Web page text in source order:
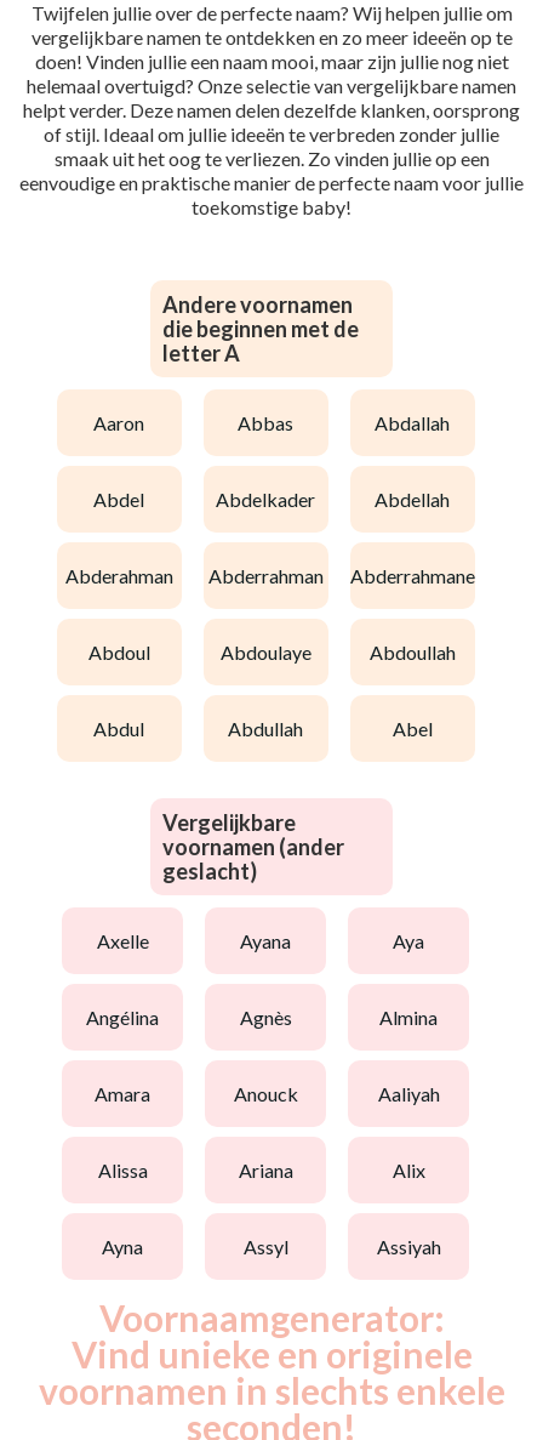
Twijfelen jullie over de perfecte naam? Wij helpen jullie om
vergelijkbare namen te ontdekken en zo meer ideeën op te
doen! Vinden jullie een naam mooi, maar zijn jullie nog niet
helemaal overtuigd? Onze selectie van vergelijkbare namen
helpt verder. Deze namen delen dezelfde klanken, oorsprong
of stijl. Ideaal om jullie ideeën te verbreden zonder jullie
smaak uit het oog te verliezen. Zo vinden jullie op een
eenvoudige en praktische manier de perfecte naam voor jullie
toekomstige baby!
Andere voornamen
die beginnen met de
letter A
aaron abbas abdallah
abdel abdelkader abdellah
abderahman abderrahman abderrahmane
abdoul abdoulaye abdoullah
abdul abdullah abel
Vergelijkbare
voornamen (ander
geslacht)
axelle ayana aya
angélina agnès almina
amara anouck aaliyah
alissa ariana alix
ayna assyl assiyah
Voornaamgenerator:
Vind unieke en originele
voornamen in slechts enkele
seconden!